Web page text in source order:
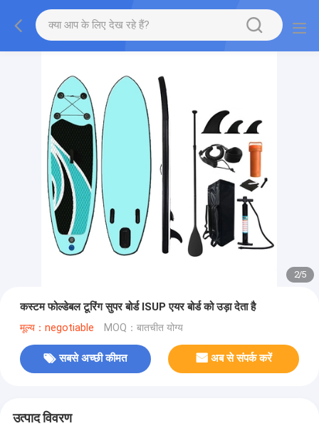
2/5
कस्टम फोल्डेबल टूरिंग सुपर बोर्ड ISUP एयर बोर्ड को उड़ा देता है
मूल्य：negotiable MOQ：बातचीत योग्य
सबसे अच्छी कीमत अब से संपर्क करें
उत्पाद विवरण